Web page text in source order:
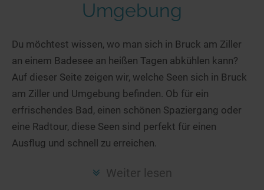
Radtouren am See
Kitesurfen
Kanu- & Kajaktouren
Badeseen in Deutschland
Genuss pur
Wellness am See
Gourmet-Urlaub
Urlaub an der Küste
Unterkünfte
Hotels am See
Hausboote
Camping
Aktiv-Urlaub
Kanu- & Kajak-Urlaub
Hausboote
Camping am See
Top-Hotels
Top-Hotel Empfehlungen
Familienhotels
Bike-Hotels
Seen in Deiner Nähe
Seen in Deutschland
Seen in Europa
Strandbad-Verzeichnis
Überwachte Badestellen
Hunde am See
Umgebung
Du möchtest wissen, wo man sich in Bruck am Ziller
an einem Badesee an heißen Tagen abkühlen kann?
Auf dieser Seite zeigen wir, welche Seen sich in Bruck
am Ziller und Umgebung befinden. Ob für ein
erfrischendes Bad, einen schönen Spaziergang oder
eine Radtour, diese Seen sind perfekt für einen
Ausflug und schnell zu erreichen.
Weiter lesen